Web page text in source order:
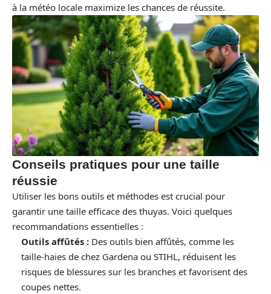
à la météo locale maximize les chances de réussite.
Conseils pratiques pour une taille
réussie
Utiliser les bons outils et méthodes est crucial pour
garantir une taille efficace des thuyas. Voici quelques
recommandations essentielles :
Outils affûtés : Des outils bien affûtés, comme les
taille-haies de chez Gardena ou STIHL, réduisent les
risques de blessures sur les branches et favorisent des
coupes nettes.